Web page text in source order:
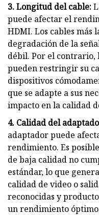
3. Longitud del cable:
puede afectar el
HDMI. Los cables más
degradación de la
débil. Por el contrario,
pueden restringir su
dispositivos
que se adapte a sus
impacto en la calidad
4. Calidad del
adaptador puede
rendimiento. Es
de baja calidad no
estándar, lo que
calidad de video o
reconocidas y
un rendimiento